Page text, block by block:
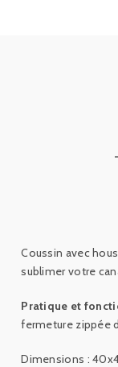
Coussin avec
sublimer votre
Pratique et
fermeture zippée
Dimensions :